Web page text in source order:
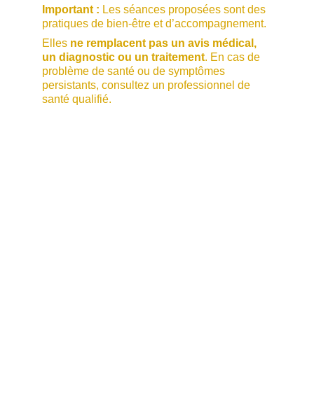
Important : Les séances proposées sont des
pratiques de bien-être et d’accompagnement.
Elles ne remplacent pas un avis médical,
un diagnostic ou un traitement. En cas de
problème de santé ou de symptômes
persistants, consultez un professionnel de
santé qualifié.